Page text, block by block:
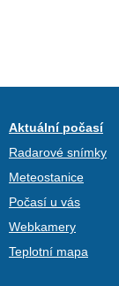
Aktuální počasí
Radarové snímky
Meteostanice
Počasí u vás
Webkamery
Teplotní mapa